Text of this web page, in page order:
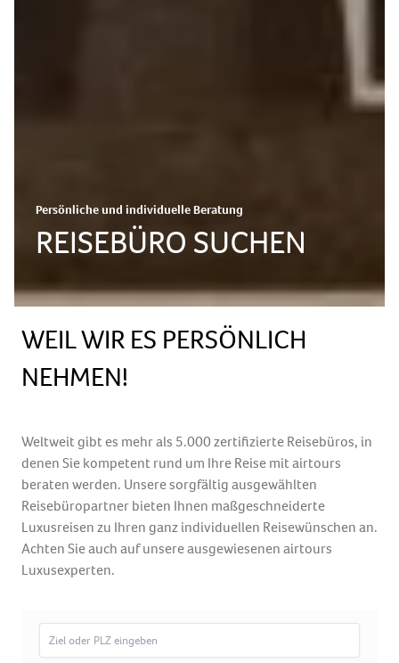
Persönliche und individuelle Beratung
REISEBÜRO SUCHEN
WEIL WIR ES PERSÖNLICH
NEHMEN!
Weltweit gibt es mehr als 5.000 zertifizierte Reisebüros, in
denen Sie kompetent rund um Ihre Reise mit airtours
beraten werden. Unsere sorgfältig ausgewählten
Reisebüropartner bieten Ihnen maßgeschneiderte
Luxusreisen zu Ihren ganz individuellen Reisewünschen an.
Achten Sie auch auf unsere ausgewiesenen airtours
Luxusexperten.